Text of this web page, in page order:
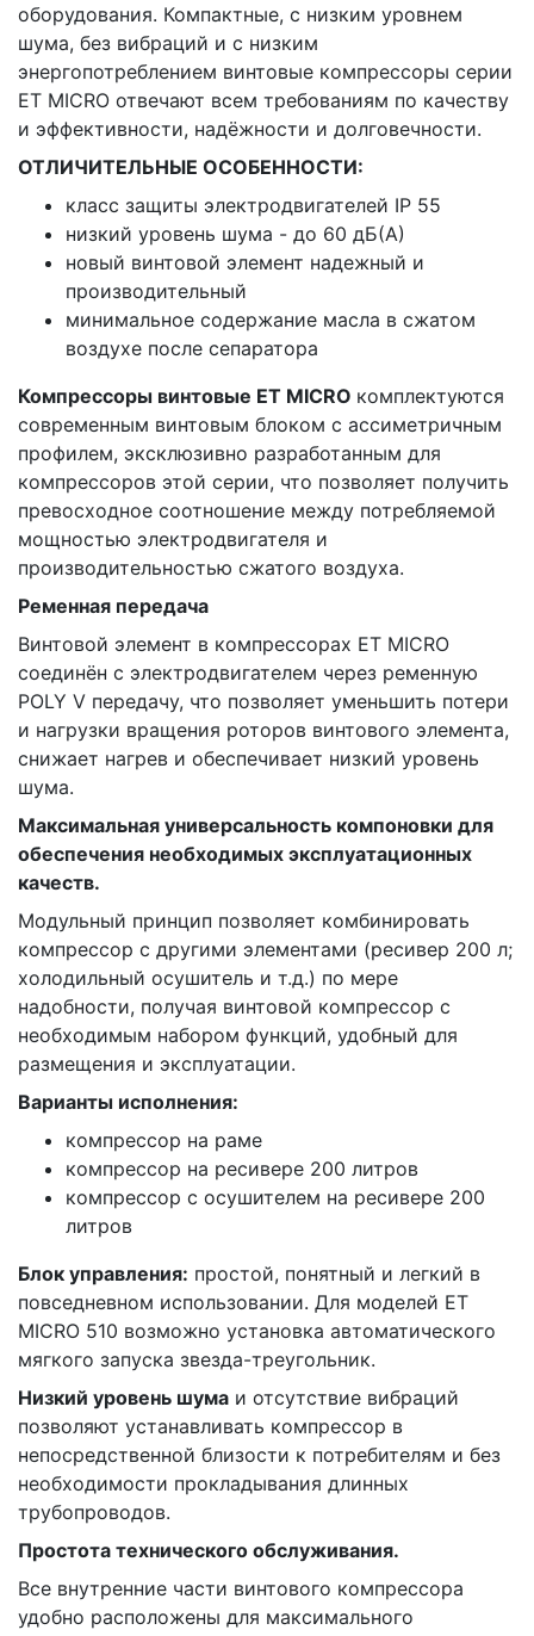
оборудования. Компактные, с низким уровнем
шума, без вибраций и с низким
энергопотреблением винтовые компрессоры серии
ET MICRO отвечают всем требованиям по качеству
и эффективности, надёжности и долговечности.
ОТЛИЧИТЕЛЬНЫЕ ОСОБЕННОСТИ:
класс защиты электродвигателей IP 55
низкий уровень шума - до 60 дБ(А)
новый винтовой элемент надежный и
производительный
минимальное содержание масла в сжатом
воздухе после сепаратора
Компрессоры винтовые ET MICRO комплектуются
современным винтовым блоком с ассиметричным
профилем, эксклюзивно разработанным для
компрессоров этой серии, что позволяет получить
превосходное соотношение между потребляемой
мощностью электродвигателя и
производительностью сжатого воздуха.
Ременная передача
Винтовой элемент в компрессорах ET MICRO
соединён с электродвигателем через ременную
POLY V передачу, что позволяет уменьшить потери
и нагрузки вращения роторов винтового элемента,
снижает нагрев и обеспечивает низкий уровень
шума.
Максимальная универсальность компоновки для
обеспечения необходимых эксплуатационных
качеств.
Модульный принцип позволяет комбинировать
компрессор с другими элементами (ресивер 200 л;
холодильный осушитель и т.д.) по мере
надобности, получая винтовой компрессор с
необходимым набором функций, удобный для
размещения и эксплуатации.
Варианты исполнения:
компрессор на раме
компрессор на ресивере 200 литров
компрессор с осушителем на ресивере 200
литров
Блок управления: простой, понятный и легкий в
повседневном использовании. Для моделей ET
MICRO 510 возможно установка автоматического
мягкого запуска звезда-треугольник.
Низкий уровень шума и отсутствие вибраций
позволяют устанавливать компрессор в
непосредственной близости к потребителям и без
необходимости прокладывания длинных
трубопроводов.
Простота технического обслуживания.
Все внутренние части винтового компрессора
удобно расположены для максимального